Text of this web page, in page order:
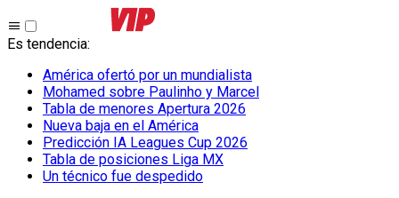
Es tendencia:
América ofertó por un mundialista
Mohamed sobre Paulinho y Marcel
Tabla de menores Apertura 2026
Nueva baja en el América
Predicción IA Leagues Cup 2026
Tabla de posiciones Liga MX
Un técnico fue despedido